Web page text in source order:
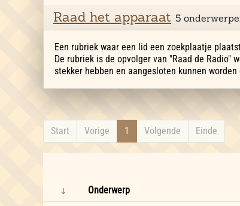
Raad het apparaat 5
Een rubriek waar een lid een zoekplaatje
De rubriek is de opvolger van "Raad de
stekker hebben en aangesloten kunnen
Start Vorige 1 Volgende Einde
Onderwerp